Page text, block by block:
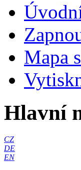
Mapa
Hlavní
CZ
DE
EN